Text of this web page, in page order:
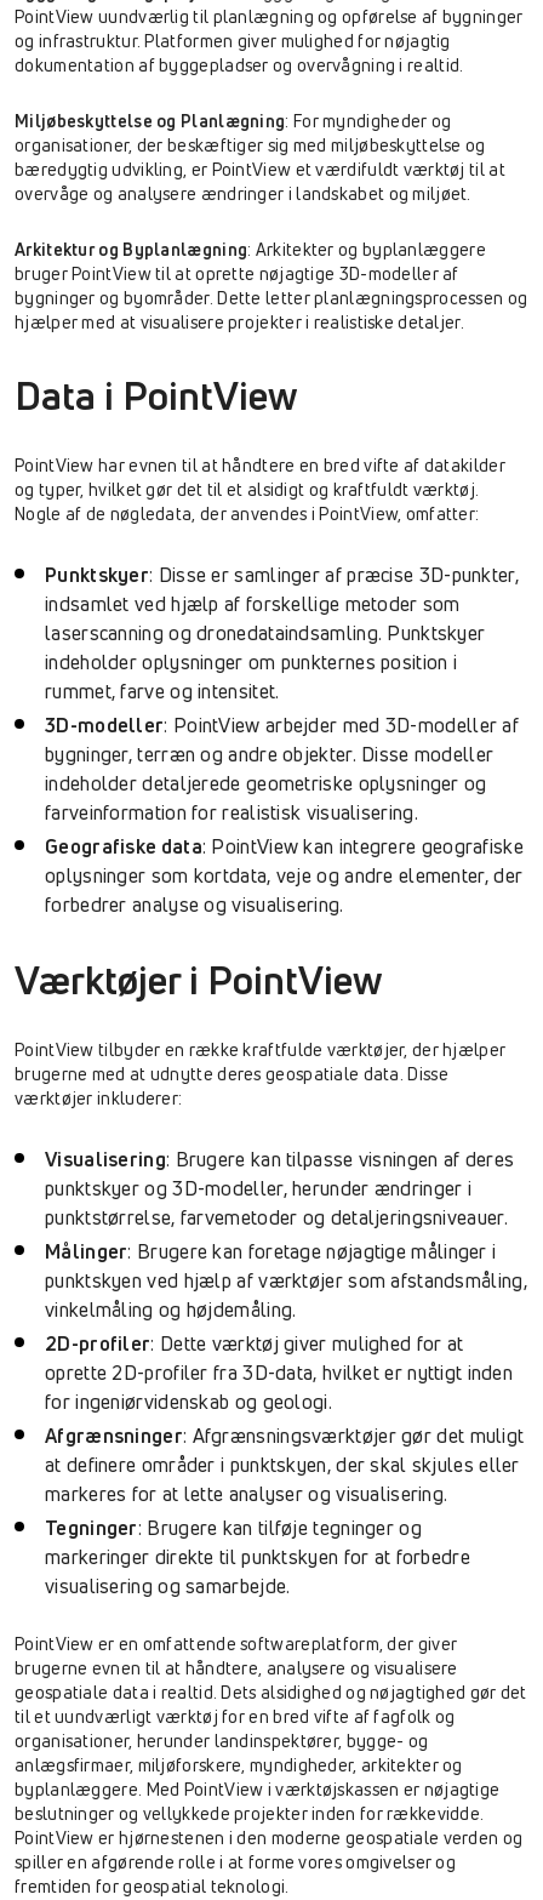
PointView uundværlig til planlægning og opførelse af bygninger
og infrastruktur. Platformen giver mulighed for nøjagtig
dokumentation af byggepladser og overvågning i realtid.
Miljøbeskyttelse og Planlægning: For myndigheder og
organisationer, der beskæftiger sig med miljøbeskyttelse og
bæredygtig udvikling, er PointView et værdifuldt værktøj til at
overvåge og analysere ændringer i landskabet og miljøet.
Arkitektur og Byplanlægning: Arkitekter og byplanlæggere
bruger PointView til at oprette nøjagtige 3D-modeller af
bygninger og byområder. Dette letter planlægningsprocessen og
hjælper med at visualisere projekter i realistiske detaljer.
Data i PointView
PointView har evnen til at håndtere en bred vifte af datakilder
og typer, hvilket gør det til et alsidigt og kraftfuldt værktøj.
Nogle af de nøgledata, der anvendes i PointView, omfatter:
Punktskyer: Disse er samlinger af præcise 3D-punkter,
indsamlet ved hjælp af forskellige metoder som
laserscanning og dronedataindsamling. Punktskyer
indeholder oplysninger om punkternes position i
rummet, farve og intensitet.
3D-modeller: PointView arbejder med 3D-modeller af
bygninger, terræn og andre objekter. Disse modeller
indeholder detaljerede geometriske oplysninger og
farveinformation for realistisk visualisering.
Geografiske data: PointView kan integrere geografiske
oplysninger som kortdata, veje og andre elementer, der
forbedrer analyse og visualisering.
Værktøjer i PointView
PointView tilbyder en række kraftfulde værktøjer, der hjælper
brugerne med at udnytte deres geospatiale data. Disse
værktøjer inkluderer:
Visualisering: Brugere kan tilpasse visningen af deres
punktskyer og 3D-modeller, herunder ændringer i
punktstørrelse, farvemetoder og detaljeringsniveauer.
Målinger: Brugere kan foretage nøjagtige målinger i
punktskyen ved hjælp af værktøjer som afstandsmåling,
vinkelmåling og højdemåling.
2D-profiler: Dette værktøj giver mulighed for at
oprette 2D-profiler fra 3D-data, hvilket er nyttigt inden
for ingeniørvidenskab og geologi.
Afgrænsninger: Afgrænsningsværktøjer gør det muligt
at definere områder i punktskyen, der skal skjules eller
markeres for at lette analyser og visualisering.
Tegninger: Brugere kan tilføje tegninger og
markeringer direkte til punktskyen for at forbedre
visualisering og samarbejde.
PointView er en omfattende softwareplatform, der giver
brugerne evnen til at håndtere, analysere og visualisere
geospatiale data i realtid. Dets alsidighed og nøjagtighed gør det
til et uundværligt værktøj for en bred vifte af fagfolk og
organisationer, herunder landinspektører, bygge- og
anlægsfirmaer, miljøforskere, myndigheder, arkitekter og
byplanlæggere. Med PointView i værktøjskassen er nøjagtige
beslutninger og vellykkede projekter inden for rækkevidde.
PointView er hjørnestenen i den moderne geospatiale verden og
spiller en afgørende rolle i at forme vores omgivelser og
fremtiden for geospatial teknologi.